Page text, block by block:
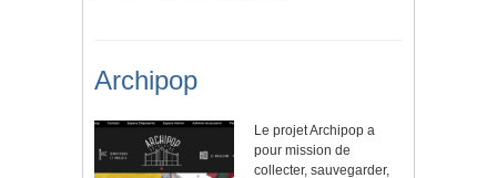
Archipop
Le projet Archipop a
pour mission de
collecter, sauvegarder,